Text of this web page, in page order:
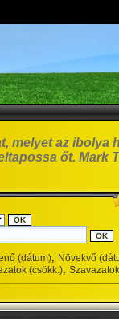
melyet az ibolya
őt. Mark
(dátum), Növekvő
(csökk.),